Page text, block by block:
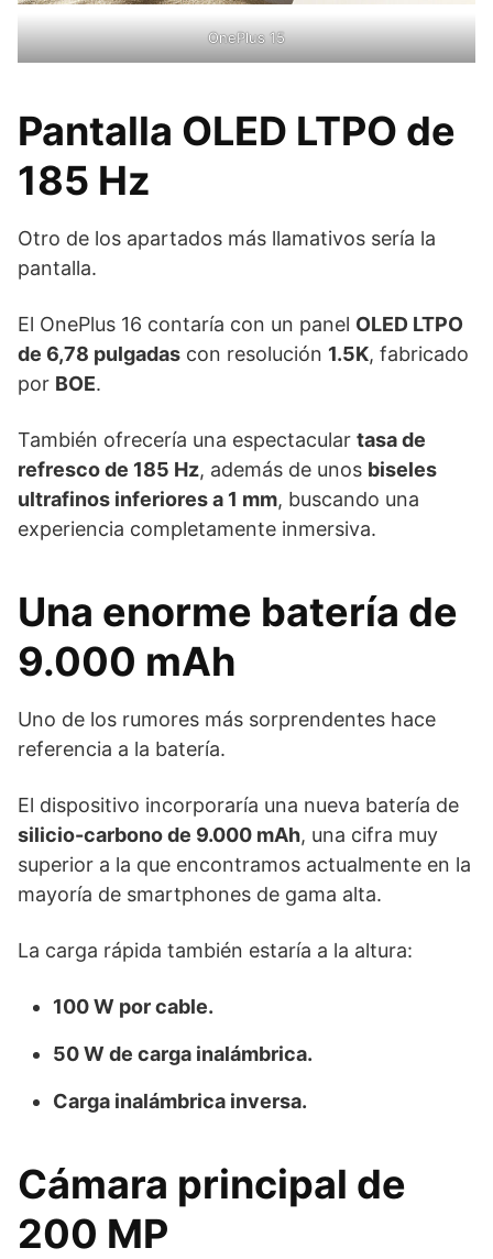
OnePlus 15
Pantalla OLED LTPO de
185 Hz
Otro de los apartados más llamativos sería la
pantalla.
El OnePlus 16 contaría con un panel OLED LTPO
de 6,78 pulgadas con resolución 1.5K, fabricado
por BOE.
También ofrecería una espectacular tasa de
refresco de 185 Hz, además de unos biseles
ultrafinos inferiores a 1 mm, buscando una
experiencia completamente inmersiva.
Una enorme batería de
9.000 mAh
Uno de los rumores más sorprendentes hace
referencia a la batería.
El dispositivo incorporaría una nueva batería de
silicio-carbono de 9.000 mAh, una cifra muy
superior a la que encontramos actualmente en la
mayoría de smartphones de gama alta.
La carga rápida también estaría a la altura:
100 W por cable.
50 W de carga inalámbrica.
Carga inalámbrica inversa.
Cámara principal de
200 MP